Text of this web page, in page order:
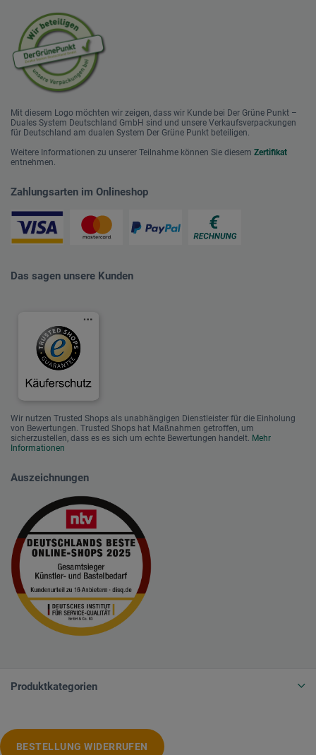
Mit diesem Logo möchten wir zeigen, dass wir Kunde bei Der Grüne Punkt –
Duales System Deutschland GmbH sind und unsere Verkaufsverpackungen
für Deutschland am dualen System Der Grüne Punkt beteiligen.
Weitere Informationen zu unserer Teilnahme können Sie diesem Zertifikat
entnehmen.
Zahlungsarten im Onlineshop
Das sagen unsere Kunden
Wir nutzen Trusted Shops als unabhängigen Dienstleister für die Einholung
von Bewertungen. Trusted Shops hat Maßnahmen getroffen, um
sicherzustellen, dass es es sich um echte Bewertungen handelt. Mehr
Informationen
Auszeichnungen
Produktkategorien
BESTELLUNG WIDERRUFEN